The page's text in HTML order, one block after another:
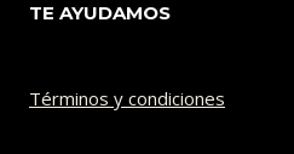
TE AYUDAMOS
Términos y condiciones